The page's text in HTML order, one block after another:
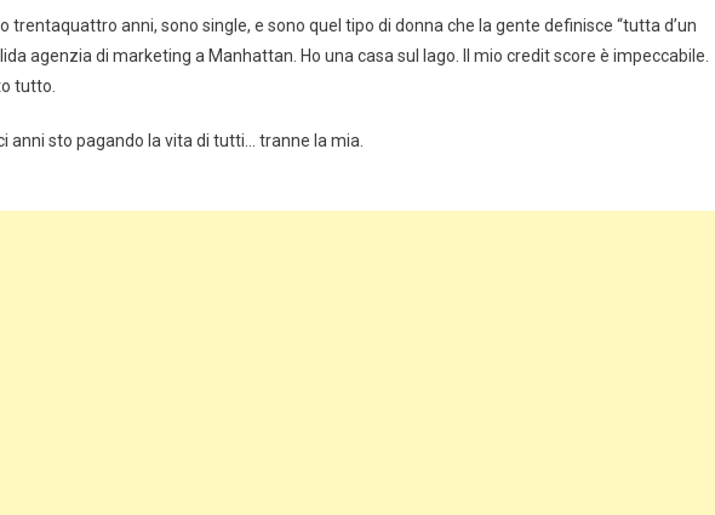
anni, sono single, e sono quel tipo di donna che la gente definisce “tutta d’un
agenzia di marketing a Manhattan. Ho una casa sul lago. Il mio credit score è impeccabile.
tutto.
anni sto pagando la vita di tutti… tranne la mia.